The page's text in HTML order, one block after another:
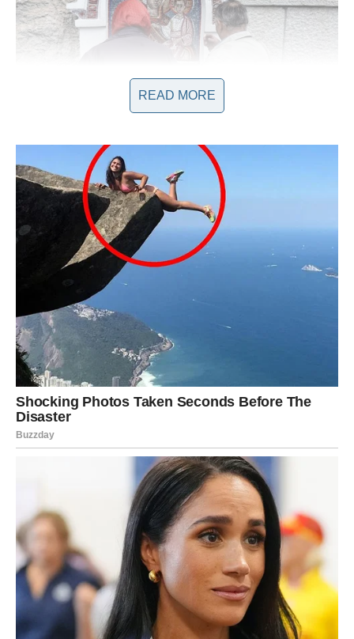
Putovanje Ka Ostrogu: Emocije i
Očekivanja
Putovanje je započelo u večernjim satima, a vožnja mini-
busom ka Ostrogu bila je prepuna uzbuđenja i iščekivanja.
Kako su se penjali uz krivudave puteve, žena je osjećala kako
je obuzima
val emocija
pri pogledu na manastir koji se
uzdizao iznad planina. Njena duša je bila ispunjena radošću, ali
i strahom pred nepoznatim. U trenutku kada su stigli do donjeg
manastira, putnici su se suočili s izborom: penjati se pješke ili
nastaviti vožnjom. Ona je izabrala uspon, motivisana
potrebom da doživi svaki trenutak ovog duhovnog putovanja,
svjesna da će trud donijeti neizmjernu nagradu.
READ MORE